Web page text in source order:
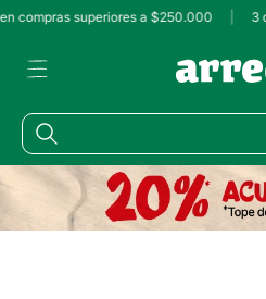
compras superiores a $250.000 3